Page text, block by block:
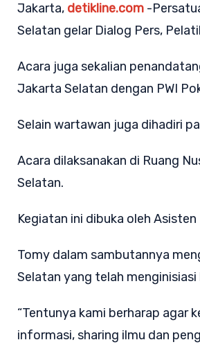
Jakarta, detikline.com-
Selatan gelar Dialog Pers,
Acara juga sekalian
Jakarta Selatan dengan PWI
Selain wartawan juga dihadiri
Acara dilaksanakan di Ruang
Selatan.
Kegiatan ini dibuka oleh
Tomy dalam sambutannya
Selatan yang telah
“Tentunya kami berharap agar
informasi, sharing ilmu dan